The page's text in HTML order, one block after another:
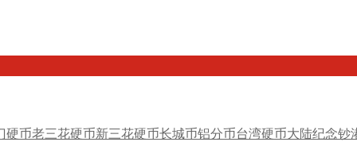
硬币老三花硬币新三花硬币长城币铝分币台湾硬币大陆纪念钞